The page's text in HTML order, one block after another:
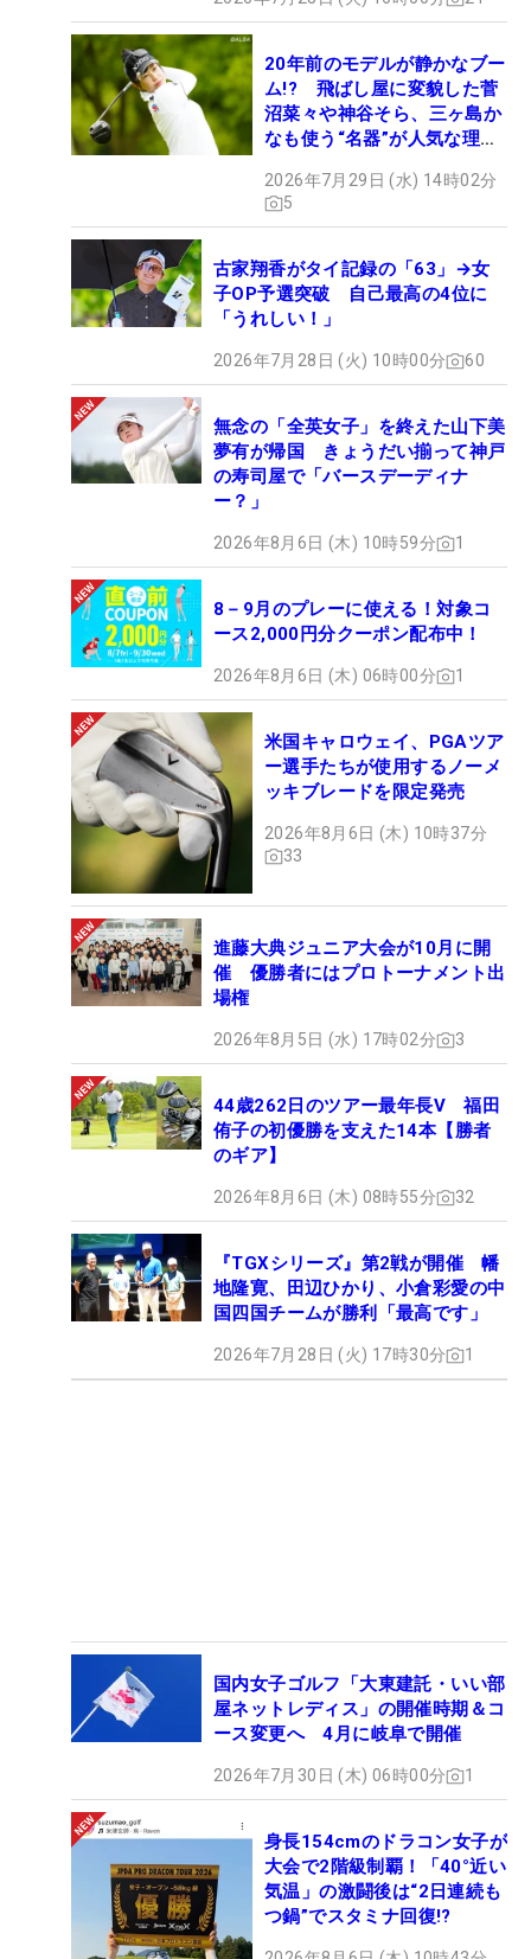
20年前のモデルが静かなブー
ム!? 飛ばし屋に変貌した菅
沼菜々や神谷そら、三ヶ島か
なも使う“名器”が人気な理由
ギア”】
2026年7月29日 (水) 14時02分
5
古家翔香がタイ記録の「63」→女
子OP予選突破 自己最高の4位に
「うれしい！」
2026年7月28日 (火) 10時00分 60
無念の「全英女子」を終えた山下美
夢有が帰国 きょうだい揃って神戸
の寿司屋で「バースデーディナ
ー？」
2026年8月6日 (木) 10時59分 1
8－9月のプレーに使える！対象コ
ース2,000円分クーポン配布中！
2026年8月6日 (木) 06時00分 1
米国キャロウェイ、PGAツア
ー選手たちが使用するノーメ
ッキブレードを限定発売
2026年8月6日 (木) 10時37分
33
進藤大典ジュニア大会が10月に開
催 優勝者にはプロトーナメント出
場権
2026年8月5日 (水) 17時02分 3
44歳262日のツアー最年長V 福田
侑子の初優勝を支えた14本【勝者
のギア】
2026年8月6日 (木) 08時55分 32
『TGXシリーズ』第2戦が開催 幡
地隆寛、田辺ひかり、小倉彩愛の中
国四国チームが勝利「最高です」
2026年7月28日 (火) 17時30分 1
国内女子ゴルフ「大東建託・いい部
屋ネットレディス」の開催時期＆コ
ース変更へ 4月に岐阜で開催
2026年7月30日 (木) 06時00分 1
身長154cmのドラコン女子が
大会で2階級制覇！「40°近い
気温」の激闘後は“2日連続も
つ鍋”でスタミナ回復!?